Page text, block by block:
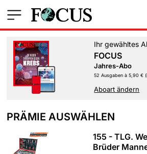
Ihr gewähltes
FOCUS
Jahres-Abo
52 Ausgaben à 5,90 €
Aboart ändern
PRÄMIE AUSWÄHLEN
155 - TLG.
Brüder